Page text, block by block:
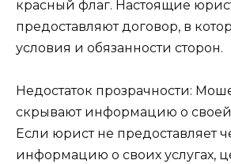
красный флаг. Настоящие
предоставляют договор, в
условия и обязанности сторон.
Недостаток прозрачности:
скрывают информацию о своей
Если юрист не предоставляет
информацию о своих услугах,